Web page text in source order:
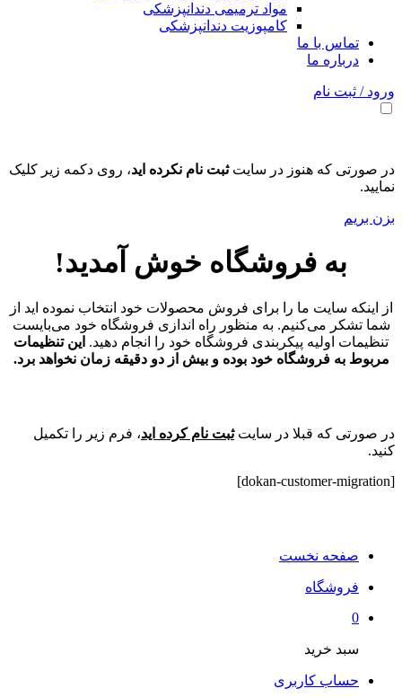
مواد ترمیمی دندانپزشکی
کامپوزیت دندانپزشکی
تماس با ما
درباره ما
ورود / ثبت نام
در صورتی که هنوز در سایتثبت نام نکرده اید، روی دکمه زیر کلیک
نمایید.
بزن بریم
به فروشگاه خوش آمدید!
از اینکه سایت ما را برای فروش محصولات خود انتخاب نموده اید از
شما تشکر می‌کنیم. به منظور راه اندازی فروشگاه خود می‌بایست
تنظیمات اولیه پیکربندی فروشگاه خود را انجام دهید. این تنظیمات
مربوط به فروشگاه خود بوده و بیش از دو دقیقه زمان نخواهد برد.
در صورتی که قبلا در سایتثبت نام کرده اید، فرم زیر را تکمیل
کنید.
[dokan-customer-migration]
صفحه نخست
فروشگاه
0
سبد خرید
حساب کاربری